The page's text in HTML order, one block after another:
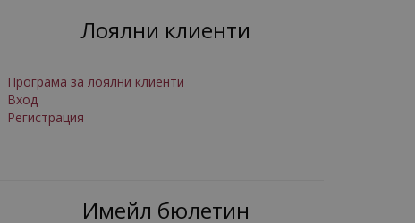
Лоялни клиенти
Програма за лоялни клиенти
Вход
Регистрация
Имейл бюлетин